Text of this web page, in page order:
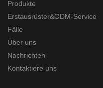
Produkte
Erstausrüster&ODM-Service
Fälle
Über uns
Nachrichten
Kontaktiere uns